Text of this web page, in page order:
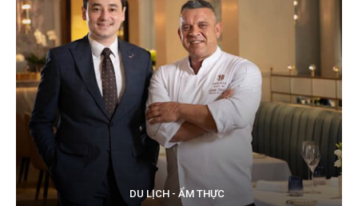
DU LỊCH - ẨM THỰC